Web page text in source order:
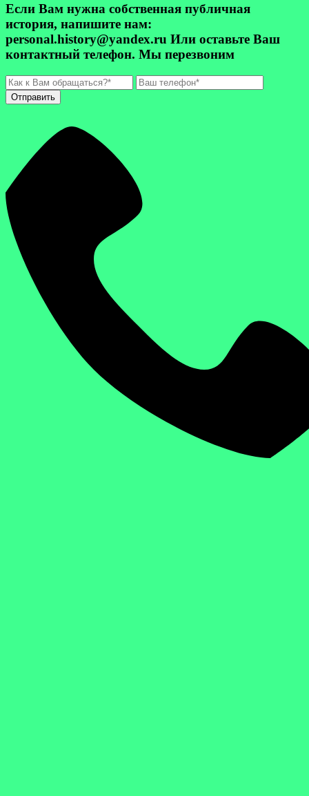
Если Вам нужна собственная публичная
история, напишите нам:
personal.history@yandex.ru Или оставьте Ваш
контактный телефон. Мы перезвоним
Отправить